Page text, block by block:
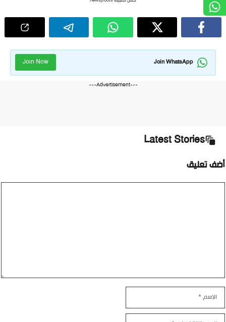
Join WhatsApp
Join Now
---Advertisement---
Latest Stories
أضف تعليق